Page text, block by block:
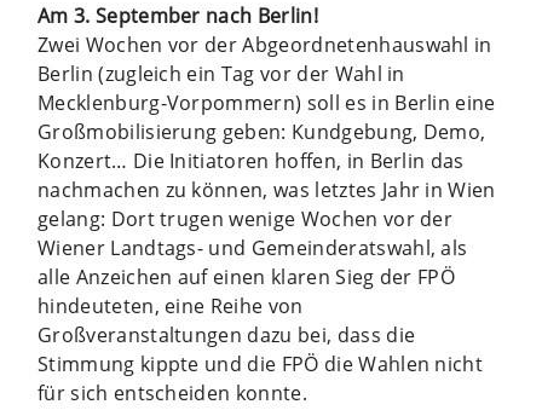
Am 3. September nach Berlin!
Zwei Wochen vor der Abgeordnetenhauswahl in
Berlin (zugleich ein Tag vor der Wahl in
Mecklenburg-Vorpommern) soll es in Berlin eine
Großmobilisierung geben: Kundgebung, Demo,
Konzert… Die Initiatoren hoffen, in Berlin das
nachmachen zu können, was letztes Jahr in Wien
gelang: Dort trugen wenige Wochen vor der
Wiener Landtags- und Gemeinderatswahl, als
alle Anzeichen auf einen klaren Sieg der FPÖ
hindeuteten, eine Reihe von
Großveranstaltungen dazu bei, dass die
Stimmung kippte und die FPÖ die Wahlen nicht
für sich entscheiden konnte.